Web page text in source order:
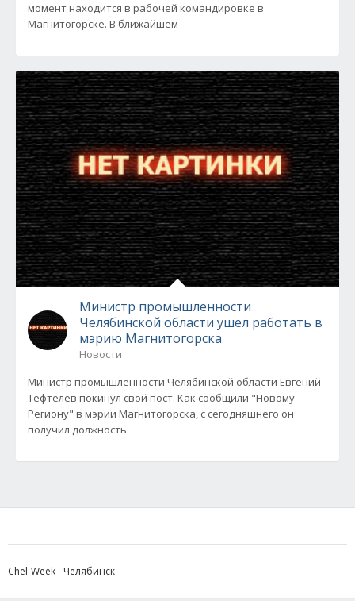
момент находится в рабочей командировке в
Магнитогорске. В ближайшем
Министр промышленности
Челябинской области ушел работать в
мэрию Магнитогорска
Новости
Министр промышленности Челябинской области Евгений
Тефтелев покинул свой пост. Как сообщили "Новому
Региону" в мэрии Магнитогорска, с сегодняшнего он
получил должность
Chel-Week - Челябинск